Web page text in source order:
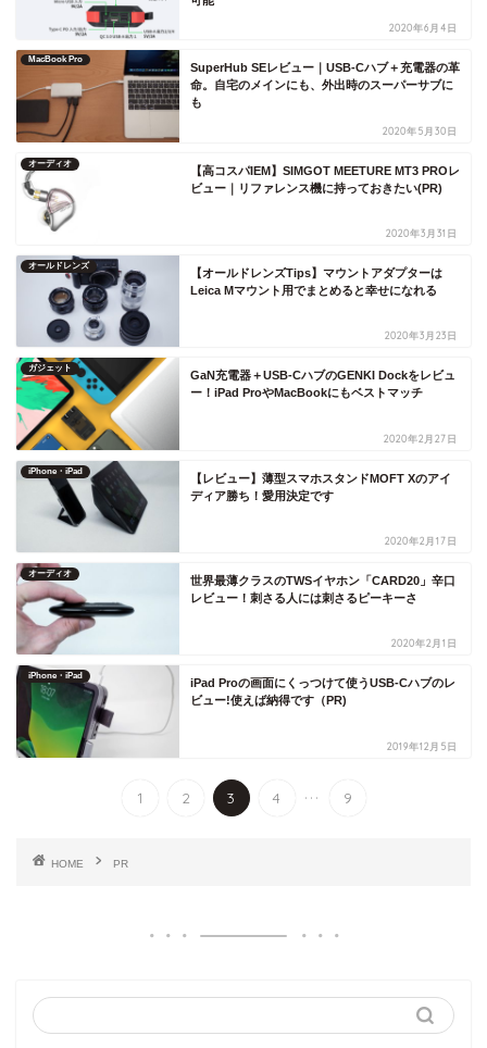
2020年6月4日
MacBook Pro
SuperHub SEレビュー｜USB-Cハブ＋充電器の革
命。自宅のメインにも、外出時のスーパーサブに
も
2020年5月30日
オーディオ
【高コスパIEM】SIMGOT MEETURE MT3 PROレ
ビュー｜リファレンス機に持っておきたい(PR)
2020年3月31日
オールドレンズ
【オールドレンズTips】マウントアダプターは
Leica Mマウント用でまとめると幸せになれる
2020年3月23日
ガジェット
GaN充電器＋USB-CハブのGENKI Dockをレビュ
ー！iPad ProやMacBookにもベストマッチ
2020年2月27日
iPhone・iPad
【レビュー】薄型スマホスタンドMOFT Xのアイ
ディア勝ち！愛用決定です
2020年2月17日
オーディオ
世界最薄クラスのTWSイヤホン「CARD20」辛口
レビュー！刺さる人には刺さるピーキーさ
2020年2月1日
iPhone・iPad
iPad Proの画面にくっつけて使うUSB-Cハブのレ
ビュー!使えば納得です（PR)
2019年12月5日
1 2 3 4 ... 9
HOME PR